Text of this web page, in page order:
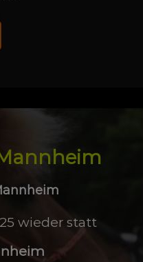
wieder statt